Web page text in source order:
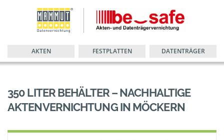
AKTEN FESTPLATTEN DATENTRÄGER
350 LITER BEHÄLTER – NACHHALTIGE
AKTENVERNICHTUNG IN MÖCKERN